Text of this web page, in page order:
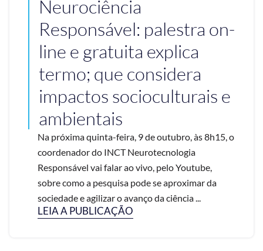
Neurociência
Responsável: palestra on-
line e gratuita explica
termo; que considera
impactos socioculturais e
ambientais
Na próxima quinta-feira, 9 de outubro, às 8h15, o
coordenador do INCT Neurotecnologia
Responsável vai falar ao vivo, pelo Youtube,
sobre como a pesquisa pode se aproximar da
sociedade e agilizar o avanço da ciência ...
LEIA A PUBLICAÇÃO